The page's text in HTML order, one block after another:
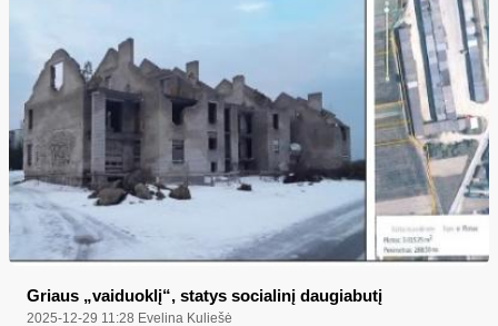
Griaus „vaiduoklį“, statys socialinį daugiabutį
2025-12-29 11:28 Evelina Kuliešė